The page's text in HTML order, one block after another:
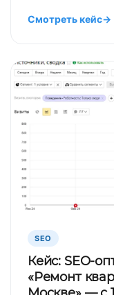
Смотреть кейс→
SEO
Кейс: SEO-
«Ремонт